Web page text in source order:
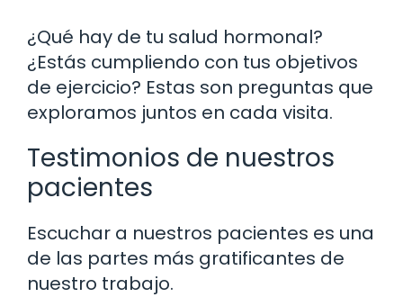
¿Qué hay de tu salud hormonal?
¿Estás cumpliendo con tus objetivos
de ejercicio? Estas son preguntas que
exploramos juntos en cada visita.
Testimonios de nuestros
pacientes
Escuchar a nuestros pacientes es una
de las partes más gratificantes de
nuestro trabajo.